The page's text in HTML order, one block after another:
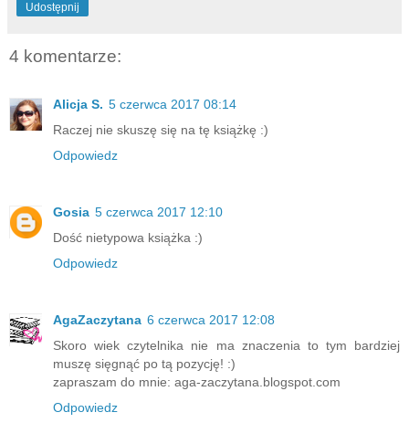
Udostępnij
4 komentarze:
Alicja S. 5 czerwca 2017 08:14
Raczej nie skuszę się na tę książkę :)
Odpowiedz
Gosia 5 czerwca 2017 12:10
Dość nietypowa książka :)
Odpowiedz
AgaZaczytana 6 czerwca 2017 12:08
Skoro wiek czytelnika nie ma znaczenia to tym bardziej
muszę sięgnąć po tą pozycję! :)
zapraszam do mnie: aga-zaczytana.blogspot.com
Odpowiedz